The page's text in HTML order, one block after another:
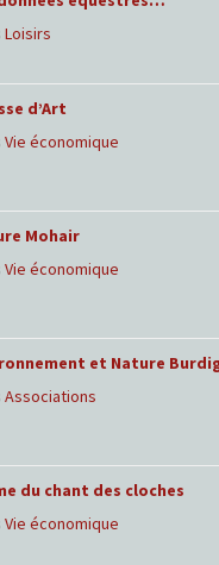
Loisirs
d’Art
Vie économique
Mohair
Vie économique
et Nature
Associations
du chant des cloches
Vie économique